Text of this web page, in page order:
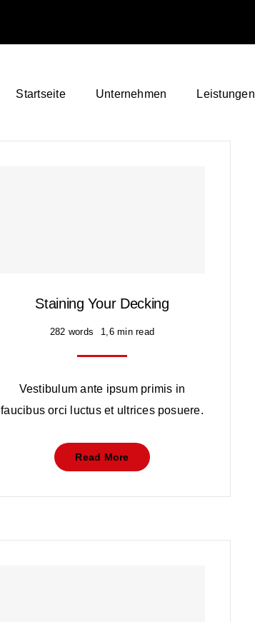
Startseite Unternehmen Leistungen
Staining Your Decking
282 words 1,6 min read
Vestibulum ante ipsum primis in
faucibus orci luctus et ultrices posuere.
Read More